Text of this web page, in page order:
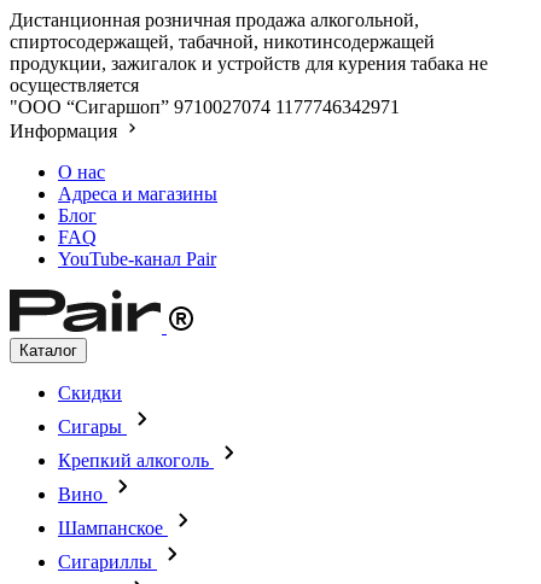
Дистанционная розничная продажа алкогольной,
спиртосодержащей, табачной, никотинсодержащей
продукции, зажигалок и устройств для курения табака не
осуществляется
"ООО “Сигаршоп” 9710027074 1177746342971
Информация
О нас
Адреса и магазины
Блог
FAQ
YouTube-канал Pair
Каталог
Скидки
Сигары
Крепкий алкоголь
Вино
Шампанское
Сигариллы